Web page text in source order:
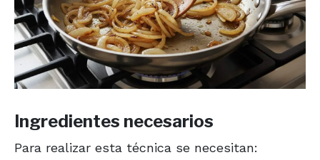
Ingredientes necesarios
Para realizar esta técnica se necesitan: